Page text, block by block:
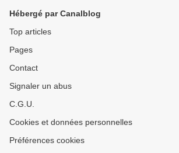
Hébergé par Canalblog
Top articles
Pages
Contact
Signaler un abus
C.G.U.
Cookies et données personnelles
Préférences cookies